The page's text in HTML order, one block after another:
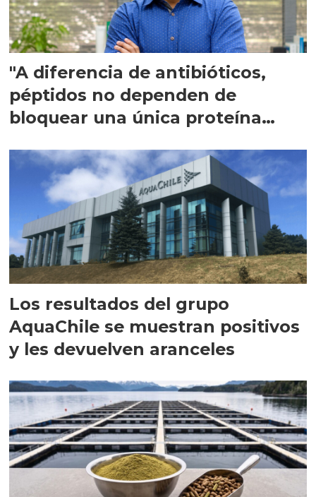
"A diferencia de antibióticos,
péptidos no dependen de
bloquear una única proteína
Los resultados del grupo
AquaChile se muestran positivos
y les devuelven aranceles